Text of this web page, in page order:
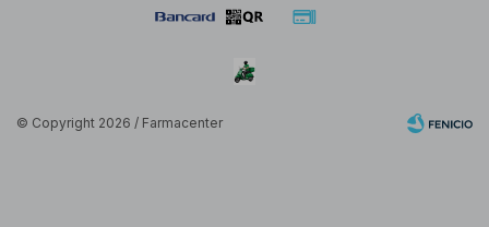
© Copyright 2026 / Farmacenter